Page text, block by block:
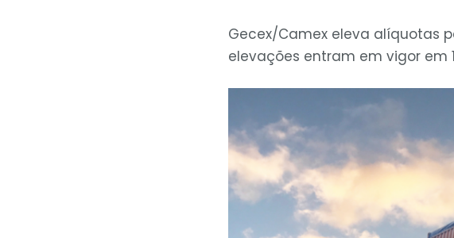
Gecex/Camex eleva alíquotas
elevações entram em vigor em